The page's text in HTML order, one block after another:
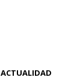
ACTUALIDAD